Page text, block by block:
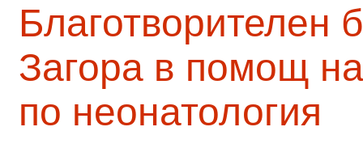
Благотворителен
Загора в помощ
по неонатология